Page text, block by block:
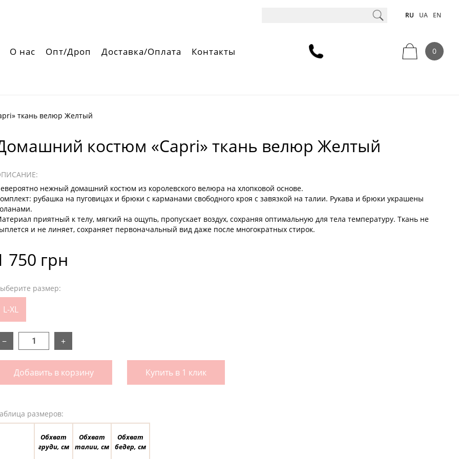
RU UA EN
О нас Опт/Дроп Доставка/Оплата Контакты 0
ткань велюр Желтый
костюм «Capri» ткань велюр Желтый
нежный домашний костюм из королевского велюра на хлопковой основе.
рубашка на пуговицах и брюки с карманами свободного кроя с завязкой на талии. Рукава и брюки украшены
приятный к телу, мягкий на ощупь, пропускает воздух, сохраняя оптимальную для тела температуру. Ткань не
и не линяет, сохраняет первоначальный вид даже после многократных стирок.
750 грн
размер:
L-XL
− +
Добавить в корзину Купить в 1 клик
размеров:
Обхват
груди, см
Обхват
талии, см
Обхват
бедер, см